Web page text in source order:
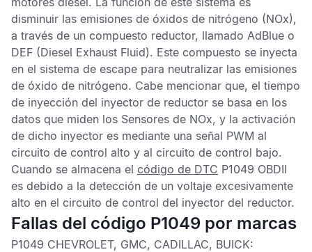
disminuir las emisiones de óxidos de nitrógeno (NOx),
a través de un compuesto reductor, llamado AdBlue o
DEF (Diesel Exhaust Fluid). Este compuesto se inyecta
en el sistema de escape para neutralizar las emisiones
de óxido de nitrógeno. Cabe mencionar que, el tiempo
de inyección del inyector de reductor se basa en los
datos que miden los Sensores de NOx, y la activación
de dicho inyector es mediante una señal PWM al
circuito de control alto y al circuito de control bajo.
Cuando se almacena el código de DTC P1049 OBDII
es debido a la detección de un voltaje excesivamente
alto en el circuito de control del inyector del reductor.
Fallas del código P1049 por marcas
P1049 CHEVROLET, GMC, CADILLAC, BUICK: